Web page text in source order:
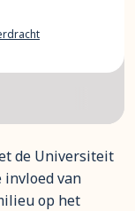
de Universiteit
invloed van
op het